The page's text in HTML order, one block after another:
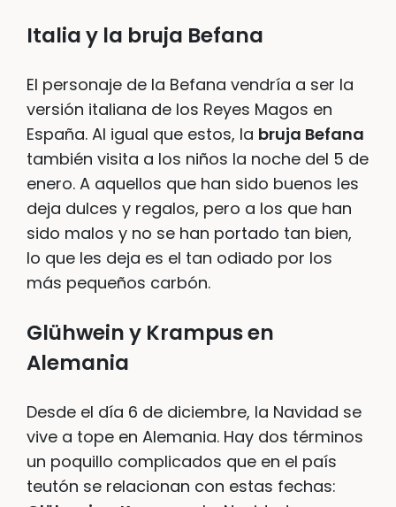
Italia y la bruja Befana
El personaje de la Befana vendría a ser la
versión italiana de los Reyes Magos en
España. Al igual que estos, la bruja Befana
también visita a los niños la noche del 5 de
enero. A aquellos que han sido buenos les
deja dulces y regalos, pero a los que han
sido malos y no se han portado tan bien,
lo que les deja es el tan odiado por los
más pequeños carbón.
Glühwein y Krampus en
Alemania
Desde el día 6 de diciembre, la Navidad se
vive a tope en Alemania. Hay dos términos
un poquillo complicados que en el país
teutón se relacionan con estas fechas: